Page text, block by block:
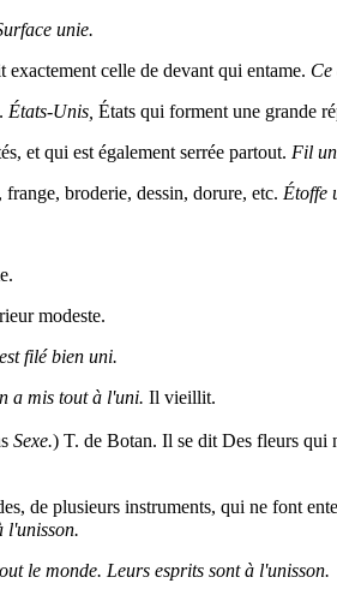
unie.
celle de devant qui entame. Ce
États-Unis, États qui forment une grande
et qui est également serrée partout. Fil
broderie, dessin, dorure, etc. Étoffe
modeste.
filé bien uni.
a mis tout à l'uni. Il vieillit.
Sexe.) T. de Botan. Il se dit Des fleurs qui
de plusieurs instruments, qui ne font
l'unisson.
le monde. Leurs esprits sont à l'unisson.